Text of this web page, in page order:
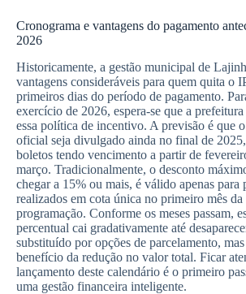
Cronograma e vantagens do pagamento
2026
Historicamente, a gestão municipal de
vantagens consideráveis para quem quita o
primeiros dias do período de pagamento.
exercício de 2026, espera-se que a prefeitura
essa política de incentivo. A previsão é que
oficial seja divulgado ainda no final de
boletos tendo vencimento a partir de
março. Tradicionalmente, o desconto
chegar a 15% ou mais, é válido apenas para
realizados em cota única no primeiro mês da
programação. Conforme os meses passam,
percentual cai gradativamente até
substituído por opções de parcelamento,
benefício da redução no valor total. Ficar
lançamento deste calendário é o primeiro
uma gestão financeira inteligente.